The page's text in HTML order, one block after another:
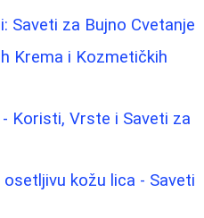
Saveti za Buјno Cvetanje
Krema i Kozmetičkih
Koristi, Vrste i Saveti za
kožu lica - Saveti